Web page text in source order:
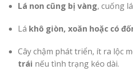
Lá non cũng bị vàng, cuống
Lá khô giòn, xoăn hoặc có
Cây chậm phát triển, ít ra lộc
trái nếu tình trạng kéo dài.